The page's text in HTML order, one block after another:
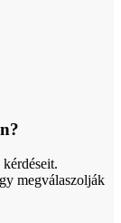
megválaszolják